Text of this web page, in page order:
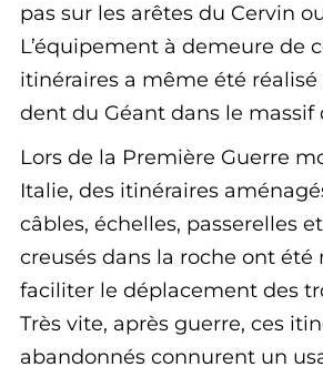
pas sur les arêtes du Cervin
L’équipement à demeure de
itinéraires a même été
dent du Géant dans le massif
Lors de la Première Guerre
Italie, des itinéraires
câbles, échelles, passerelles
creusés dans la roche ont été
faciliter le déplacement des
Très vite, après guerre, ces
abandonnés connurent un